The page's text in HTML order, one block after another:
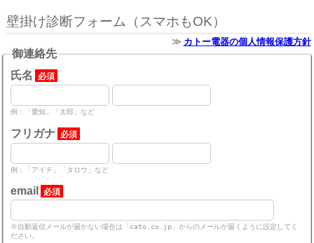
壁掛け診断フォーム（スマホもOK）
カトー電器の個人情報保護方針
御連絡先
氏名
必須
例：「愛知」「太郎」など
フリガナ 必須
例：「アイチ」「タロウ」など
email 必須
※自動返信メールが届かない場合は「cato.co.jp」からのメールが届くように設定してく
ださい。